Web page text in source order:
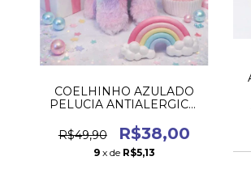
COELHINHO AZULADO
PELUCIA ANTIALERGICO
R$49,90
R$38,00
9 x de R$5,13